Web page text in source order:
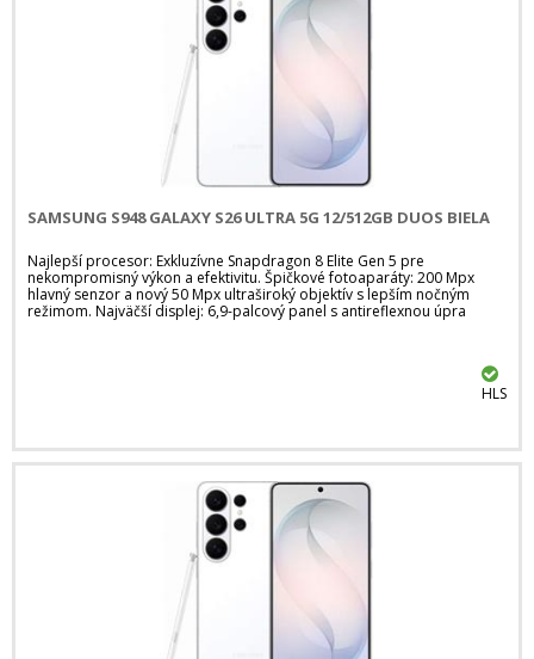
SAMSUNG S948 GALAXY S26 ULTRA 5G 12/512GB DUOS BIELA
Najlepší procesor: Exkluzívne Snapdragon 8 Elite Gen 5 pre
nekompromisný výkon a efektivitu. Špičkové fotoaparáty: 200 Mpx
hlavný senzor a nový 50 Mpx ultraširoký objektív s lepším nočným
režimom. Najväčší displej: 6,9-palcový panel s antireflexnou úpra
HLS